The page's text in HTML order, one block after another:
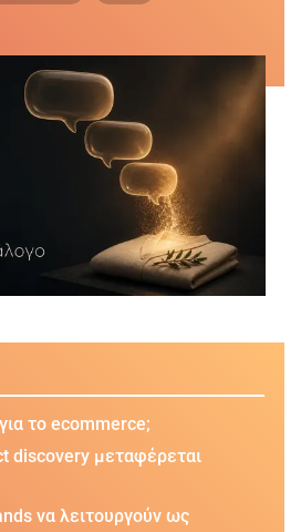
το ecommerce;
discovery μεταφέρεται
να λειτουργούν ως